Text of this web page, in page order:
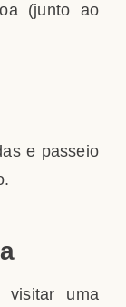
(junto ao
e passeio
uma